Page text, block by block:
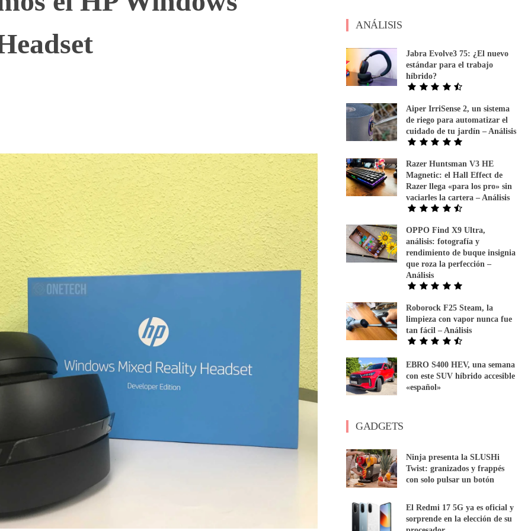
ANÁLISIS
Jabra Evolve3 75: ¿El nuevo
estándar para el trabajo
híbrido?
Aiper IrriSense 2, un sistema
de riego para automatizar el
cuidado de tu jardín – Análisis
Razer Huntsman V3 HE
Magnetic: el Hall Effect de
Razer llega «para los pro» sin
vaciarles la cartera – Análisis
OPPO Find X9 Ultra,
análisis: fotografía y
rendimiento de buque insignia
que roza la perfección –
Análisis
Roborock F25 Steam, la
limpieza con vapor nunca fue
tan fácil – Análisis
EBRO S400 HEV, una semana
con este SUV híbrido accesible
«español»
GADGETS
Ninja presenta la SLUSHi
Twist: granizados y frappés
con solo pulsar un botón
El Redmi 17 5G ya es oficial y
sorprende en la elección de su